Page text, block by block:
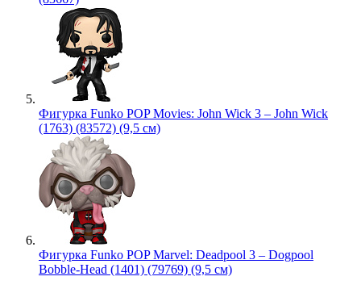
Фигурка Funko POP Movies: John Wick 3 – John Wick
(1763) (83572) (9,5 см)
Фигурка Funko POP Marvel: Deadpool 3 – Dogpool
Bobble-Head (1401) (79769) (9,5 см)